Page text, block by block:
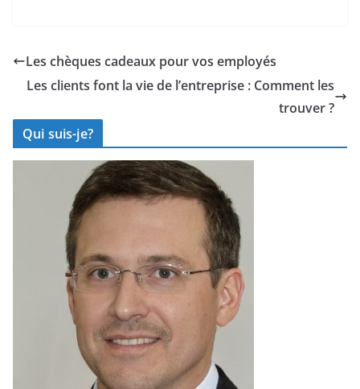
convaincre vos
clients
des Vidéos
Promotionnelle
Les chèques cadeaux pour vos employés
Les clients font la vie de l’entreprise : Comment les
trouver ?
Qui suis-je?